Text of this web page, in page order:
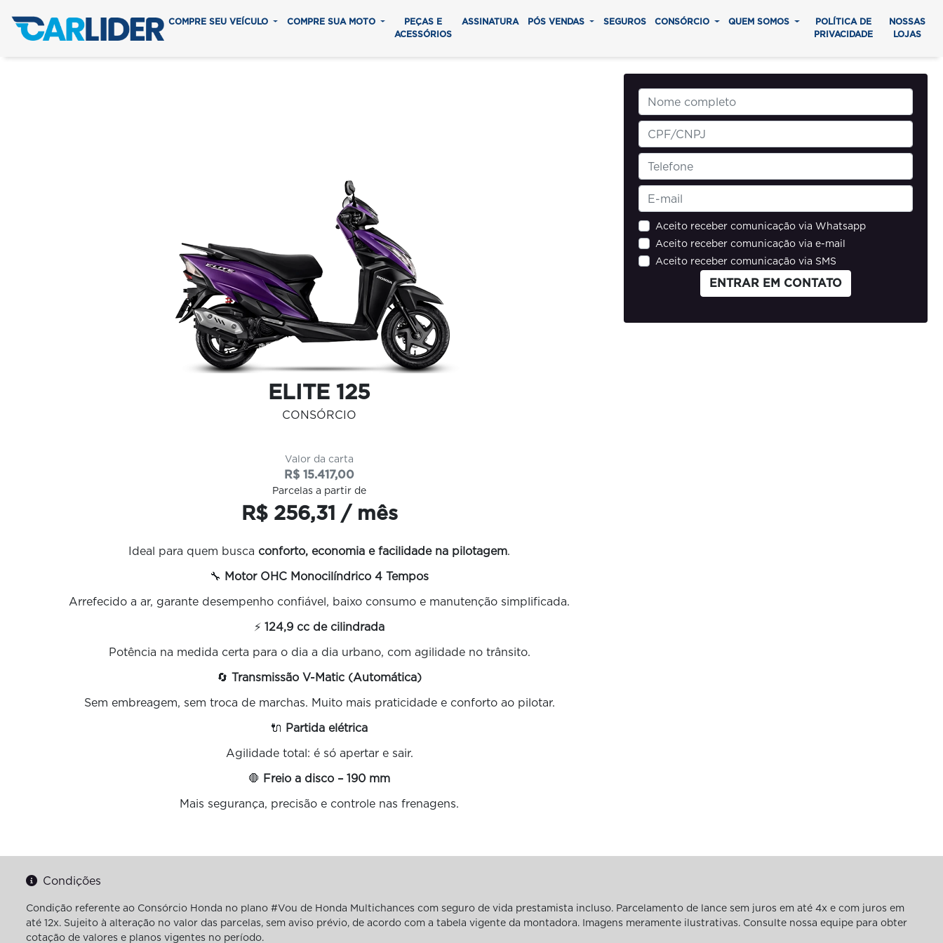
COMPRE SEU VEÍCULO COMPRE SUA MOTO
PEÇAS E
ACESSÓRIOS
ASSINATURA PÓS VENDAS SEGUROS CONSÓRCIO QUEM SOMOS
POLÍTICA DE
PRIVACIDADE
NOSSAS
LOJAS
ELITE 125
CONSÓRCIO
Valor da carta
R$ 15.417,00
Parcelas a partir de
R$ 256,31 / mês
Ideal para quem busca conforto, economia e facilidade na pilotagem.
🔧 Motor OHC Monocilíndrico 4 Tempos
Arrefecido a ar, garante desempenho confiável, baixo consumo e manutenção simplificada.
⚡124,9 cc de cilindrada
Potência na medida certa para o dia a dia urbano, com agilidade no trânsito.
🔄Transmissão V-Matic (Automática)
Sem embreagem, sem troca de marchas. Muito mais praticidade e conforto ao pilotar.
🔌 Partida elétrica
Agilidade total: é só apertar e sair.
🛑 Freio a disco – 190 mm
Mais segurança, precisão e controle nas frenagens.
Aceito receber comunicação via Whatsapp
Aceito receber comunicação via e-mail
Aceito receber comunicação via SMS
ENTRAR EM CONTATO
Condições
Condição referente ao Consórcio Honda no plano #Vou de Honda Multichances com seguro de vida prestamista incluso. Parcelamento de lance sem juros em até 4x e com juros em
até 12x. Sujeito à alteração no valor das parcelas, sem aviso prévio, de acordo com a tabela vigente da montadora. Imagens meramente ilustrativas. Consulte nossa equipe para obter
cotação de valores e planos vigentes no período.